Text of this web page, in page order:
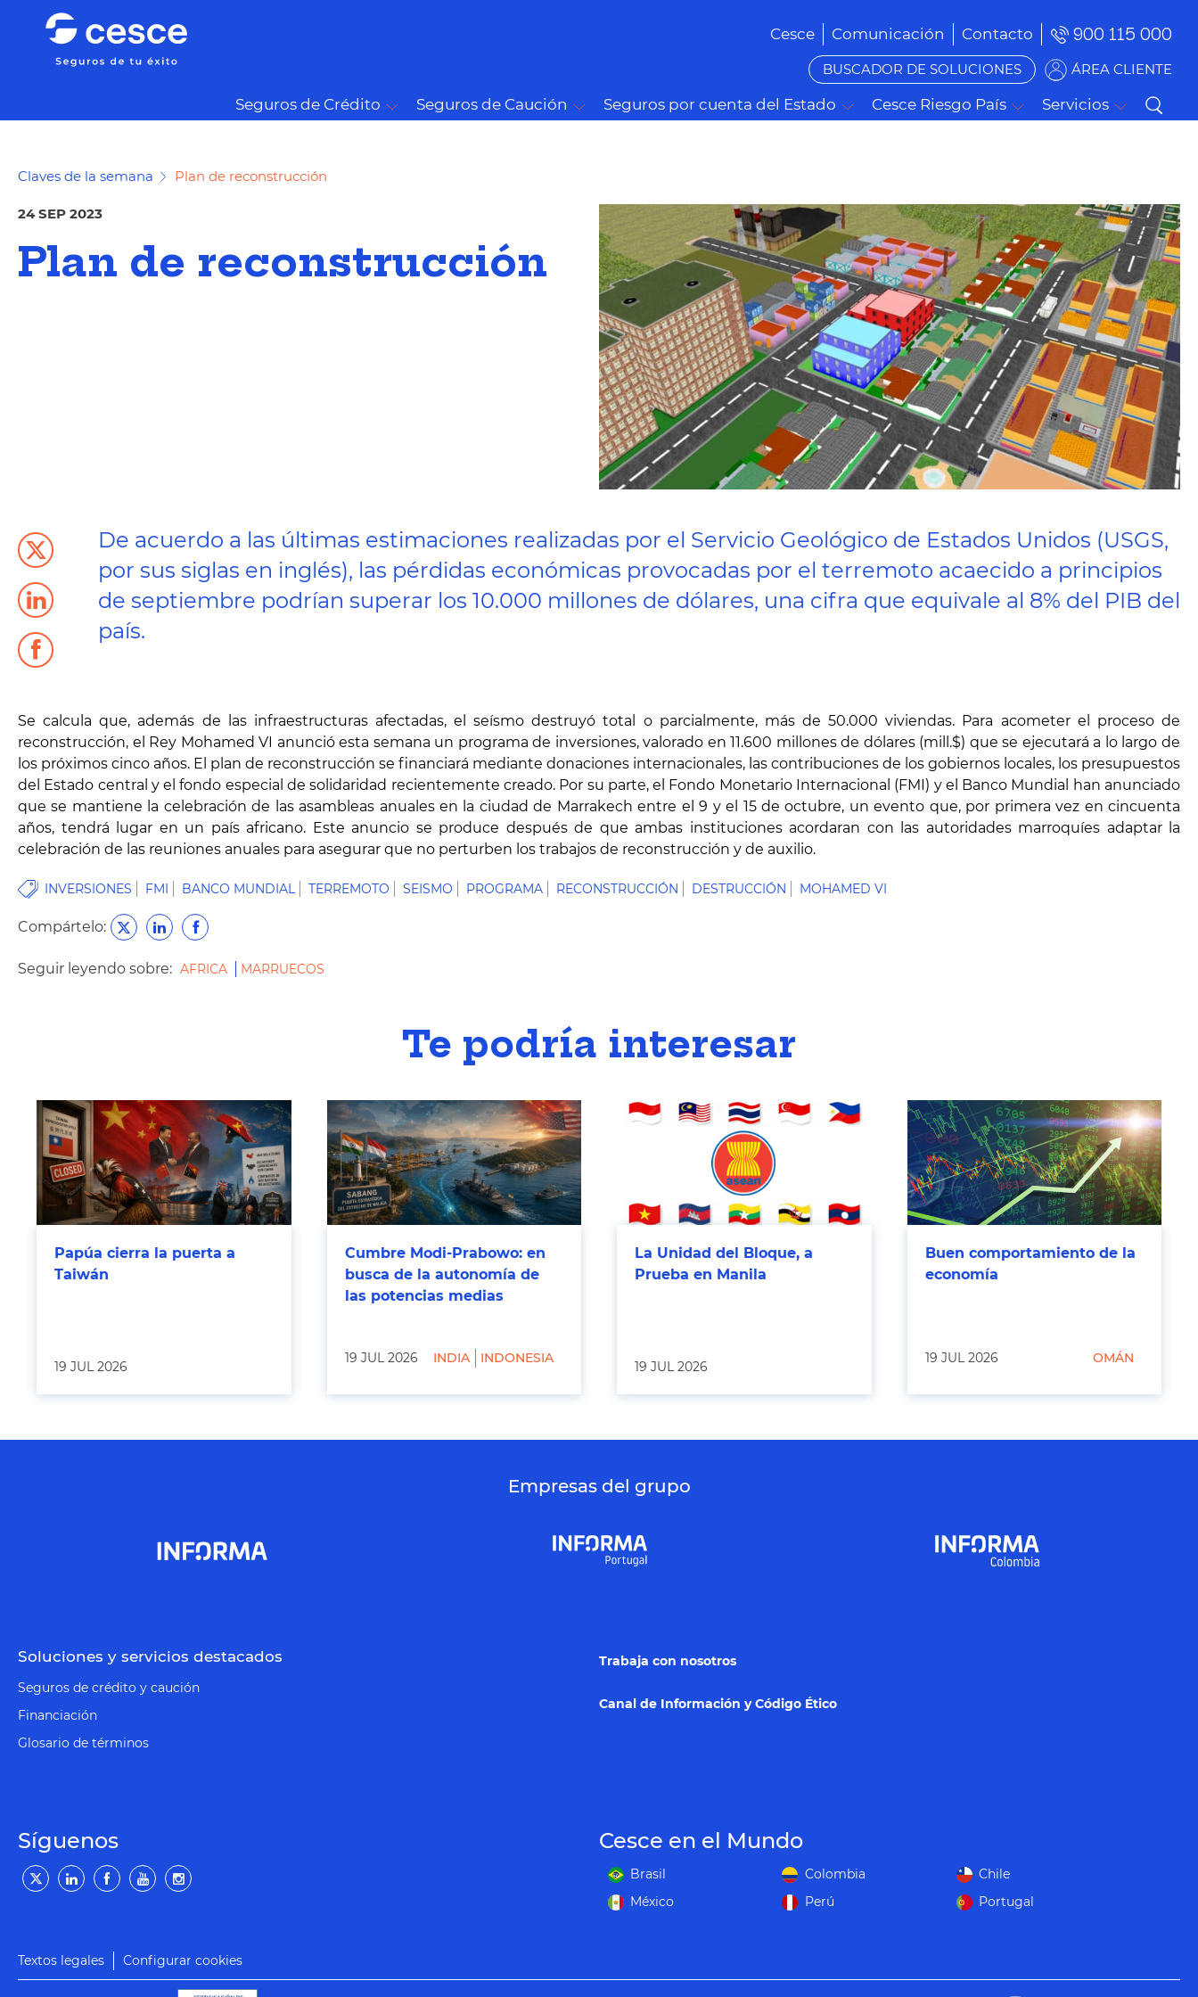
Cesce Comunicación Contacto 900 115 000
BUSCADOR DE SOLUCIONES ÁREA CLIENTE
Seguros de Crédito Seguros de Caución Seguros por cuenta del Estado Cesce Riesgo País Servicios
Claves de la semana Plan de reconstrucción
24 SEP 2023
Plan de reconstrucción
De acuerdo a las últimas estimaciones realizadas por el Servicio Geológico de Estados Unidos (USGS,
por sus siglas en inglés), las pérdidas económicas provocadas por el terremoto acaecido a principios
de septiembre podrían superar los 10.000 millones de dólares, una cifra que equivale al 8% del PIB del
país.
Se calcula que, además de las infraestructuras afectadas, el seísmo destruyó total o parcialmente, más de 50.000 viviendas. Para acometer el proceso de
reconstrucción, el Rey Mohamed VI anunció esta semana un programa de inversiones, valorado en 11.600 millones de dólares (mill.$) que se ejecutará a lo largo de
los próximos cinco años. El plan de reconstrucción se financiará mediante donaciones internacionales, las contribuciones de los gobiernos locales, los presupuestos
del Estado central y el fondo especial de solidaridad recientemente creado. Por su parte, el Fondo Monetario Internacional (FMI) y el Banco Mundial han anunciado
que se mantiene la celebración de las asambleas anuales en la ciudad de Marrakech entre el 9 y el 15 de octubre, un evento que, por primera vez en cincuenta
años, tendrá lugar en un país africano. Este anuncio se produce después de que ambas instituciones acordaran con las autoridades marroquíes adaptar la
celebración de las reuniones anuales para asegurar que no perturben los trabajos de reconstrucción y de auxilio.
INVERSIONES FMI BANCO MUNDIAL TERREMOTO SEISMO PROGRAMA RECONSTRUCCIÓN DESTRUCCIÓN MOHAMED VI
Compártelo:
Seguir leyendo sobre: AFRICA MARRUECOS
Te podría interesar
Papúa cierra la puerta a
Taiwán
19 JUL 2026
Cumbre Modi-Prabowo: en
busca de la autonomía de
las potencias medias
19 JUL 2026 INDIA INDONESIA
La Unidad del Bloque, a
Prueba en Manila
19 JUL 2026
Buen comportamiento de la
economía
19 JUL 2026 OMÁN
Empresas del grupo
Soluciones y servicios destacados
Seguros de crédito y caución
Financiación
Glosario de términos
Trabaja con nosotros
Canal de Información y Código Ético
Síguenos Cesce en el Mundo
Brasil Colombia
Chile
México
Perú Portugal
Textos legales Configurar cookies